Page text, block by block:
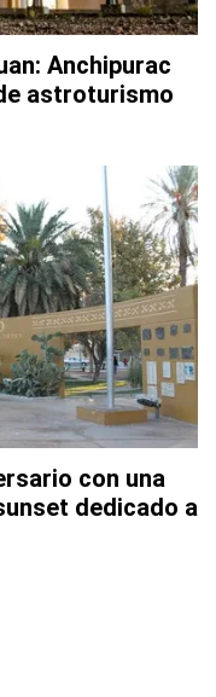
Anchipurac
astroturismo
con una
dedicado a